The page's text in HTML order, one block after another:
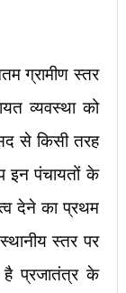
स्तर
व्यवस्था को
से किसी तरह
इन पंचायतों के
देने का प्रथम
स्तर पर
प्रजातंत्र के